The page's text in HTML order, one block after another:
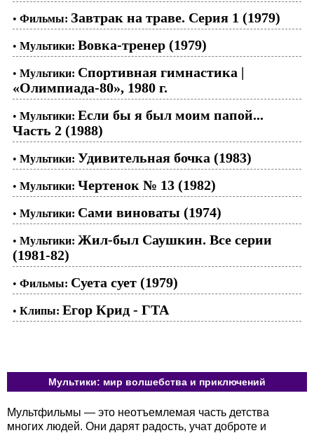
• Фильмы: Завтрак на траве. Серия 1 (1979)
• Мультики: Вовка-тренер (1979)
• Мультики: Спортивная гимнастика |
«Олимпиада-80», 1980 г.
• Мультики: Если бы я был моим папой...
Часть 2 (1988)
• Мультики: Удивительная бочка (1983)
• Мультики: Чертенок № 13 (1982)
• Мультики: Сами виноваты (1974)
• Мультики: Жил-был Саушкин. Все серии
(1981-82)
• Фильмы: Суета сует (1979)
• Клипы: Егор Крид - ГТА
Мультики: мир волшебства и приключений
Мультфильмы — это неотъемлемая часть детства
многих людей. Они дарят радость, учат доброте и